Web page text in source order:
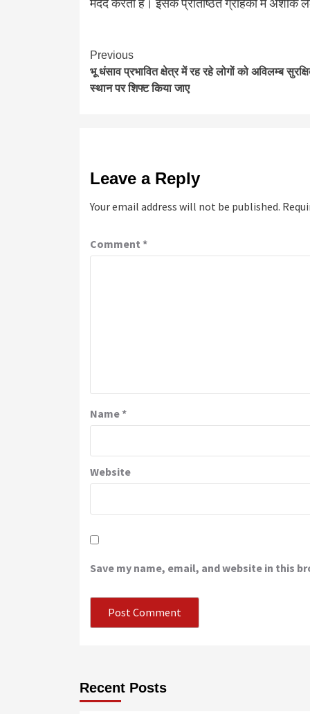
Continue
Reading
Previous
भू धंसाव प्रभावित क्षेत्र में रह रहे लोगों को अविलम्ब
स्थान पर शिफ्ट किया जाए
Leave a Reply
Your email address will not be published.
Comment *
Name*
Website
Save my name, email, and website in this
Recent Posts